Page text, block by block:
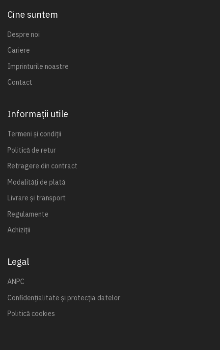
Cine suntem
Despre noi
Cariere
Imprinturile noastre
Contact
Informații utile
Termeni și condiții
Politică de retur
Retragere din contract
Modalități de plată
Livrare și transport
Regulamente
Achiziții
Legal
ANPC
Confidențialitate și protecția datelor
Politică cookies